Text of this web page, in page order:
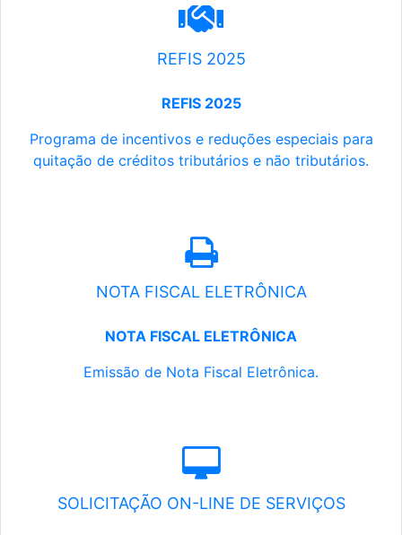
REFIS 2025
REFIS 2025
Programa de incentivos e reduções especiais para
quitação de créditos tributários e não tributários.
NOTA FISCAL ELETRÔNICA
NOTA FISCAL ELETRÔNICA
Emissão de Nota Fiscal Eletrônica.
SOLICITAÇÃO ON-LINE DE SERVIÇOS